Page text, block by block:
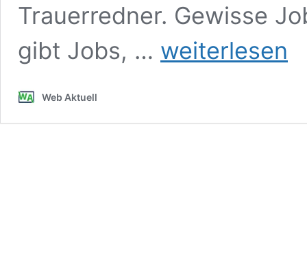
Trauerredner. Gewisse
gibt Jobs, …
Ausgefallene
Ausbildungsberufe
weiterlesen
Web Aktuell